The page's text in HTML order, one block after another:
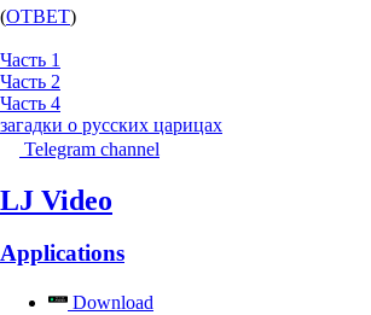
(ОТВЕТ)
Часть 1
Часть 2
Часть 4
загадки о русских царицах
Telegram channel
LJ Video
Applications
Download